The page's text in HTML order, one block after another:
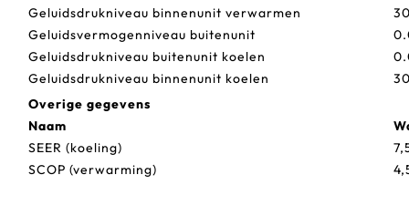
Geluidsdrukniveau binnenunit verwarmen
Geluidsvermogenniveau buitenunit
Geluidsdrukniveau buitenunit koelen
Geluidsdrukniveau binnenunit koelen
Overige gegevens
Naam
SEER (koeling)
SCOP (verwarming)